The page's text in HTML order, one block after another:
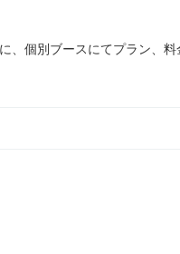
、個別ブースにてプラン、